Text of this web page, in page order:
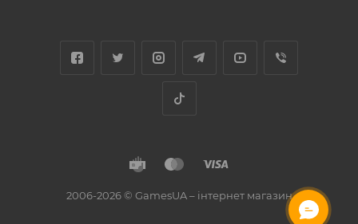
2006-2026 © GamesUA – інтернет магазин